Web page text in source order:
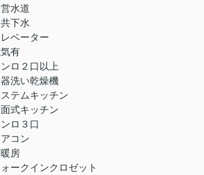
水道
下水
ベーター
有
ロ２口以上
洗い乾燥機
テムキッチン
式キッチン
ロ３口
コン
房
ークインクロゼット